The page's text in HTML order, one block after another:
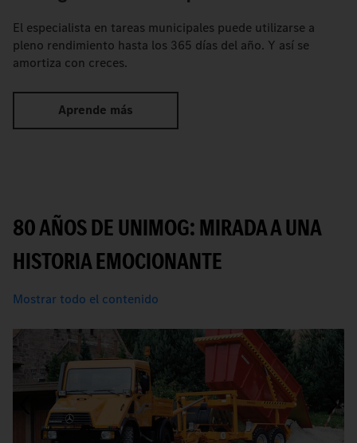
El especialista en tareas municipales puede utilizarse a
pleno rendimiento hasta los 365 días del año. Y así se
amortiza con creces.
Aprende más
80 AÑOS DE UNIMOG: MIRADA A UNA
HISTORIA EMOCIONANTE
Mostrar todo el contenido